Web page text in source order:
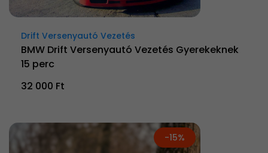
Drift Versenyautó Vezetés
BMW Drift Versenyautó Vezetés Gyerekeknek
15 perc
32 000 Ft
-15%